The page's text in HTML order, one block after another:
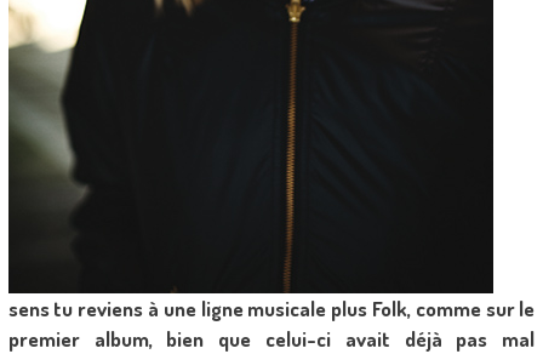
sens tu reviens à une ligne musicale plus Folk, comme sur le
premier album, bien que celui-ci avait déjà pas mal